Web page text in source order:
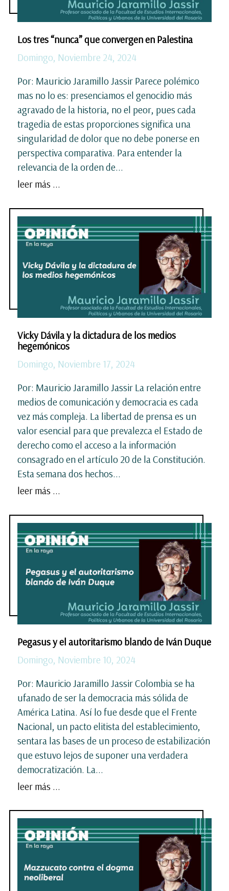
Los tres “nunca” que convergen en Palestina
Domingo, Noviembre 24, 2024
Por: Mauricio Jaramillo Jassir Parece polémico
mas no lo es: presenciamos el genocidio más
agravado de la historia, no el peor, pues cada
tragedia de estas proporciones significa una
singularidad de dolor que no debe ponerse en
perspectiva comparativa. Para entender la
relevancia de la orden de...
leer más ...
Vicky Dávila y la dictadura de los medios
hegemónicos
Domingo, Noviembre 17, 2024
Por: Mauricio Jaramillo Jassir La relación entre
medios de comunicación y democracia es cada
vez más compleja. La libertad de prensa es un
valor esencial para que prevalezca el Estado de
derecho como el acceso a la información
consagrado en el artículo 20 de la Constitución.
Esta semana dos hechos...
leer más ...
Pegasus y el autoritarismo blando de Iván Duque
Domingo, Noviembre 10, 2024
Por: Mauricio Jaramillo Jassir Colombia se ha
ufanado de ser la democracia más sólida de
América Latina. Así lo fue desde que el Frente
Nacional, un pacto elitista del establecimiento,
sentara las bases de un proceso de estabilización
que estuvo lejos de suponer una verdadera
democratización. La...
leer más ...